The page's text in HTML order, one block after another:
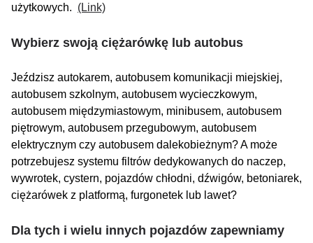
użytkowych. (Link)
Wybierz swoją ciężarówkę lub autobus
Jeździsz autokarem, autobusem komunikacji miejskiej,
autobusem szkolnym, autobusem wycieczkowym,
autobusem międzymiastowym, minibusem, autobusem
piętrowym, autobusem przegubowym, autobusem
elektrycznym czy autobusem dalekobieżnym? A może
potrzebujesz systemu filtrów dedykowanych do naczep,
wywrotek, cystern, pojazdów chłodni, dźwigów, betoniarek,
ciężarówek z platformą, furgonetek lub lawet?
Dla tych i wielu innych pojazdów zapewniamy